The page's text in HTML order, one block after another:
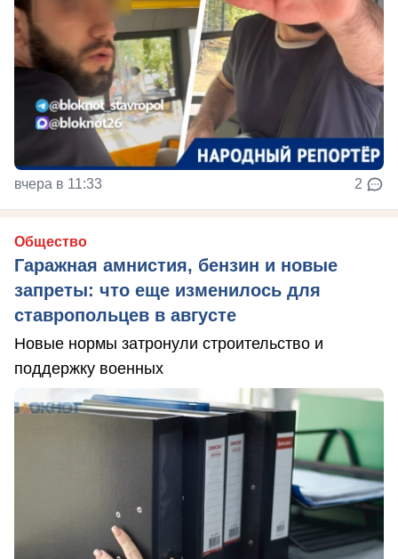
вчера в 11:33 2
Общество
Гаражная амнистия, бензин и новые
запреты: что еще изменилось для
ставропольцев в августе
Новые нормы затронули строительство и
поддержку военных